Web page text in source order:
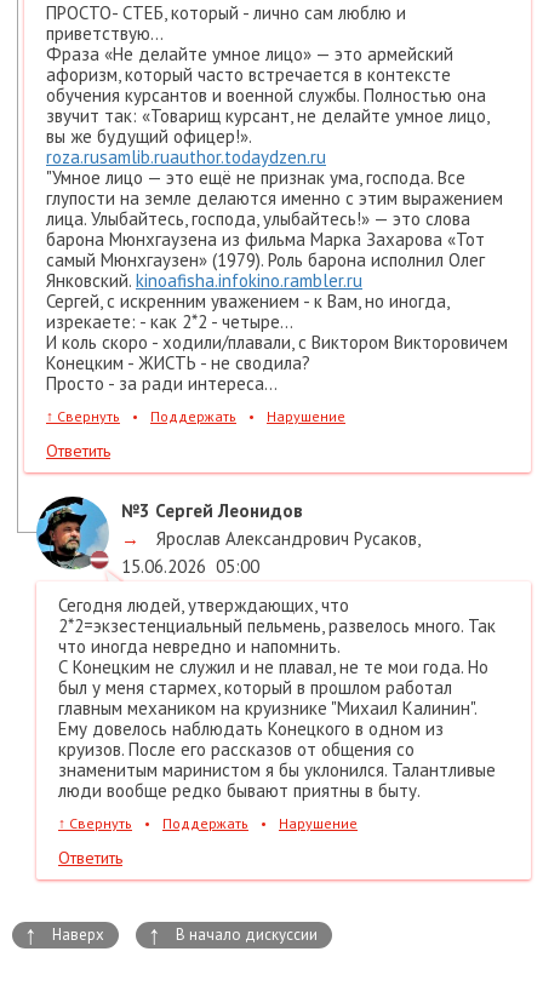
ПРОСТО- СТЕБ, который - лично сам люблю и
приветствую...
Фраза «Не делайте умное лицо» — это армейский
афоризм, который часто встречается в контексте
обучения курсантов и военной службы. Полностью она
звучит так: «Товарищ курсант, не делайте умное лицо,
вы же будущий офицер!».
roza.rusamlib.ruauthor.todaydzen.ru
"Умное лицо — это ещё не признак ума, господа. Все
глупости на земле делаются именно с этим выражением
лица. Улыбайтесь, господа, улыбайтесь!» — это слова
барона Мюнхгаузена из фильма Марка Захарова «Тот
самый Мюнхгаузен» (1979). Роль барона исполнил Олег
Янковский. kinoafisha.infokino.rambler.ru
Сергей, с искренним уважением - к Вам, но иногда,
изрекаете: - как 2*2 - четыре...
И коль скоро - ходили/плавали, с Виктором Викторовичем
Конецким - ЖИСТЬ - не сводила?
Просто - за ради интереса...
↑ Свернуть • Поддержать • Нарушение
Ответить
№3 Сергей Леонидов
→
Ярослав Александрович Русаков,
15.06.2026 05:00
Сегодня людей, утверждающих, что
2*2=экзестенциальный пельмень, развелось много. Так
что иногда невредно и напомнить.
С Конецким не служил и не плавал, не те мои года. Но
был у меня стармех, который в прошлом работал
главным механиком на круизнике "Михаил Калинин".
Ему довелось наблюдать Конецкого в одном из
круизов. После его рассказов от общения со
знаменитым маринистом я бы уклонился. Талантливые
люди вообще редко бывают приятны в быту.
↑ Свернуть • Поддержать • Нарушение
Ответить
↑ Наверх ↑ В начало дискуссии